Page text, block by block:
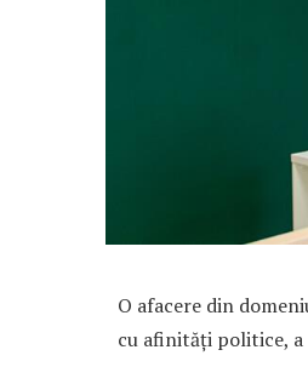
O afacere din
cu afinități politice, a